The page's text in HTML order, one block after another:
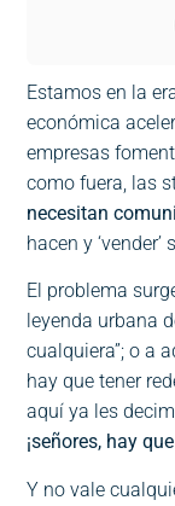
Estamos en la
económica
empresas
como fuera, las
necesitan
hacen y
El problema
leyenda urbana
cualquiera”; o a
hay que tener
aquí ya les
¡señores, hay
Y no vale